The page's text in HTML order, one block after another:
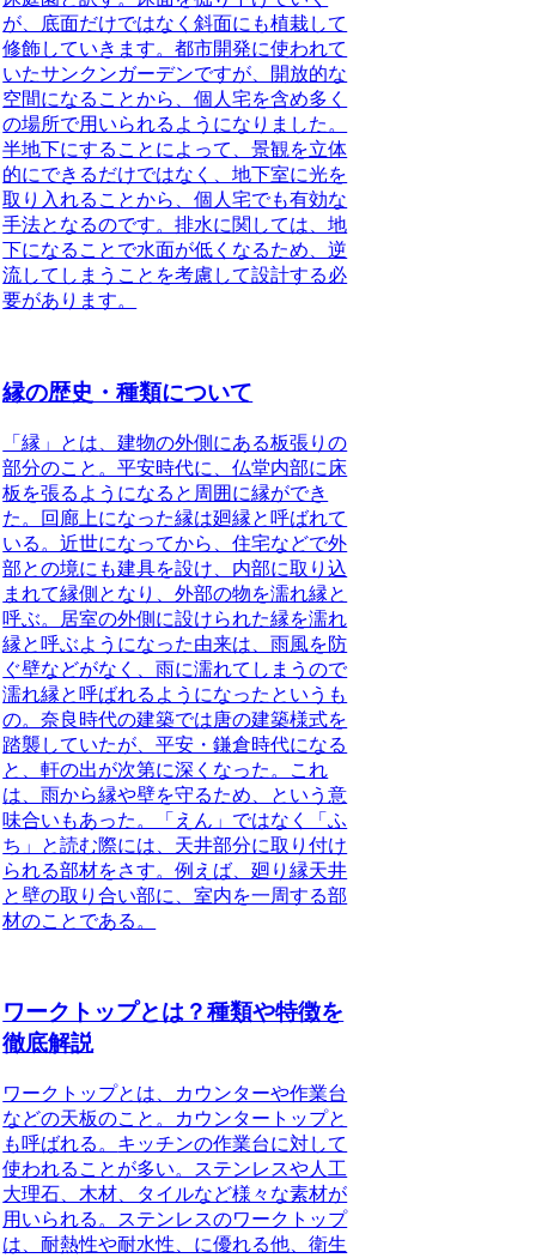
が、底面だけではなく斜面にも植栽して
修飾していきます。都市開発に使われて
いたサンクンガーデンですが、開放的な
空間になることから、個人宅を含め多く
の場所で用いられるようになりました。
半地下にすることによって、景観を立体
的にできるだけではなく、地下室に光を
取り入れることから、個人宅でも有効な
手法となるのです。排水に関しては、地
下になることで水面が低くなるため、逆
流してしまうことを考慮して設計する必
要があります。
縁の歴史・種類について
「縁」とは、建物の外側にある板張りの
部分のこと 。平安時代に、仏堂内部に床
板を張るようになると周囲に縁ができ
た。回廊上になった縁は廻縁と呼ばれて
いる。近世になってから、住宅などで外
部との境にも建具を設け、内部に取り込
まれて縁側となり、外部の物を濡れ縁と
呼ぶ。居室の外側に設けられた縁を濡れ
縁と呼ぶようになった由来は、雨風を防
ぐ壁などがなく、雨に濡れてしまうので
濡れ縁と呼ばれるようになったというも
の。奈良時代の建築では唐の建築様式を
踏襲していたが、平安・鎌倉時代になる
と、軒の出が次第に深くなった。これ
は、雨から縁や壁を守るため、という意
味合いもあった。「えん」ではなく「ふ
ち」と読む際には、天井部分に取り付け
られる部材をさす。例えば、廻り縁天井
と壁の取り合い部に、室内を一周する部
材のことである。
ワークトップとは？種類や特徴を
徹底解説
ワークトップとは、カウンターや作業台
などの天板のこと。カウンタートップと
も呼ばれる。 キッチンの作業台に対して
使われることが多い。ステンレスや人工
大理石、木材、タイルなど様々な素材が
用いられる。ステンレスのワークトップ
は、耐熱性や耐水性、に優れる他、衛生